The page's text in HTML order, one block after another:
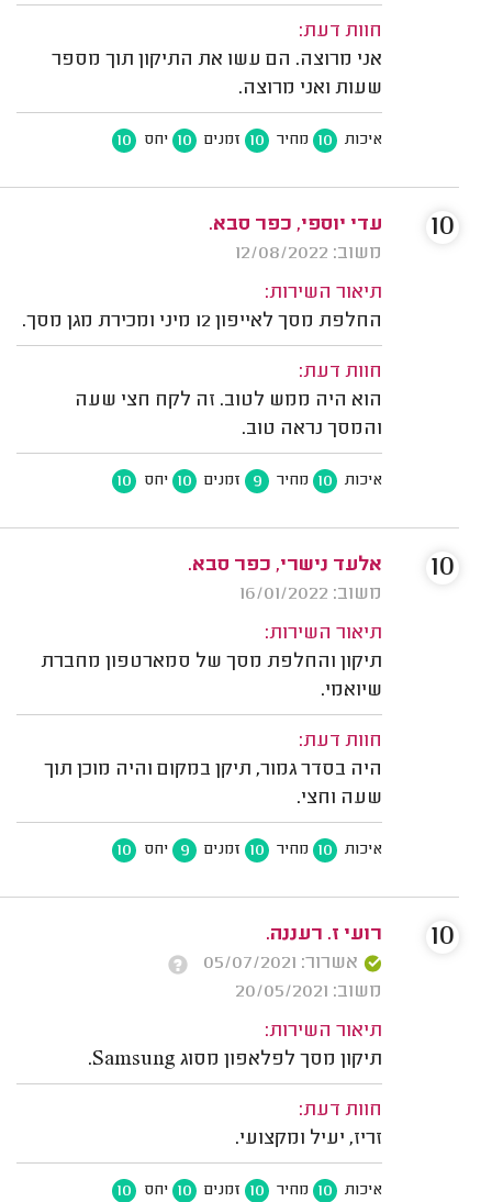
חוות דעת:
אני מרוצה. הם עשו את התיקון תוך מספר
שעות ואני מרוצה.
איכות 10 מחיר 10 זמנים 10 יחס 10
עדי יוספי, כפר סבא.
משוב: 12/08/2022
תיאור השירות:
החלפת מסך לאייפון 12 מיני ומכירת מגן מסך.
חוות דעת:
הוא היה ממש לטוב. זה לקח חצי שעה
והמסך נראה טוב.
איכות 10 מחיר 9 זמנים 10 יחס 10
10
אלעד נישרי, כפר סבא.
משוב: 16/01/2022
תיאור השירות:
תיקון והחלפת מסך של סמארטפון מחברת
שיואמי.
חוות דעת:
היה בסדר גמור, תיקן במקום והיה מוכן תוך
שעה וחצי.
איכות 10 מחיר 10 זמנים 9 יחס 10
10
רועי ז. רעננה.
אשרור: 05/07/2021
משוב: 20/05/2021
תיאור השירות:
תיקון מסך לפלאפון מסוג Samsung.
חוות דעת:
זריז, יעיל ומקצועי.
איכות 10 מחיר 10 זמנים 10 יחס 10
10